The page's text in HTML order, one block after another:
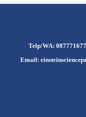
Telp/WA:
Email: